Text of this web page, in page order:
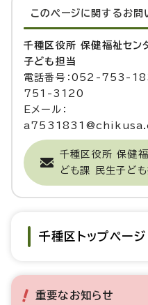
このページに関する お問
千種区役所 保健福祉セン
子ども担当
電話番号：052-753-
751-3120
Eメール：
千種区役所 保健
ども課 民生子ど
千種区トップページ
重要なお知らせ